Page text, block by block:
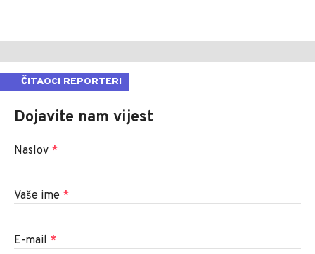
ČITAOCI REPORTERI
Dojavite nam vijest
Naslov *
Vaše ime *
E-mail *